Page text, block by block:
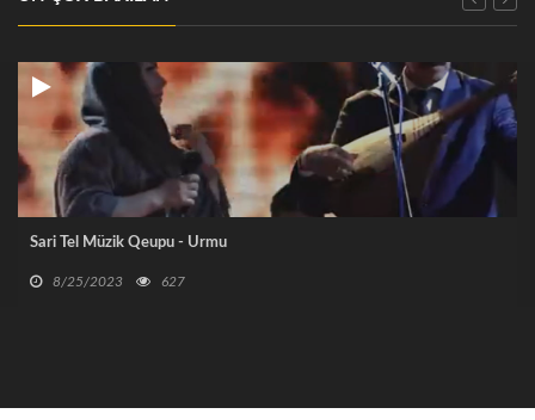
Sari Tel Müzik Qeupu - Urmu
8/25/2023 627